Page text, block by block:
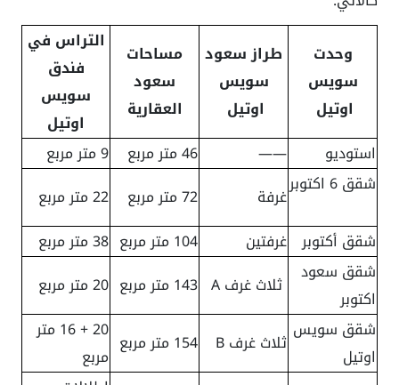
وحدت
سويس
اوتيل
طراز سعود
سويس
اوتيل
مساحات
سعود
العقارية
التراس في
فندق
سويس
اوتيل
استوديو
—— 46 متر مربع
9 متر مربع
شقق 6 اكتوبرغرفة 72 متر مربع
22 متر مربع
شقق أكتوبر غرفتين 104 متر مربع
38 متر مربع
شقق سعود
اكتوبر
ثلاث غرف A 143 متر مربع
20 متر مربع
شقق سويس
اوتيل
ثلاث غرف B 154 متر مربع
20 + 16 متر
مربع